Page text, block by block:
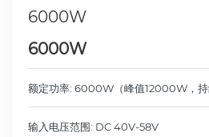
6000W
6000W
额定功率: 6000W（峰值12000W，持
输入电压范围: DC 40V-58V